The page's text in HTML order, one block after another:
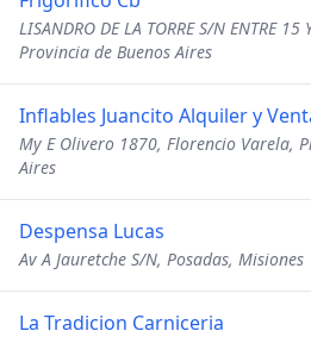
LISANDRO DE LA TORRE S/N ENTRE
Provincia de Buenos Aires
Inflables Juancito Alquiler y
My E Olivero 1870, Florencio Varela,
Aires
Despensa Lucas
Av A Jauretche S/N, Posadas, Misiones
La Tradicion Carniceria